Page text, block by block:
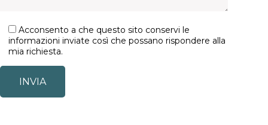
Acconsento a che questo sito conservi le
informazioni inviate così che possano rispondere alla
mia richiesta.